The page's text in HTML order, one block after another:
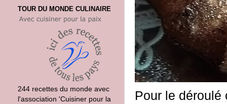
Pour le
TOUR DU MONDE CULINAIRE
244 recettes du monde avec
l'association 'Cuisiner pour la